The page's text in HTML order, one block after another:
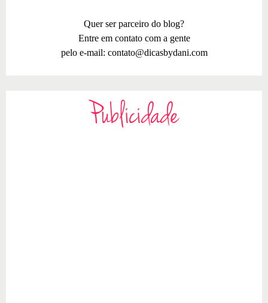
Quer ser parceiro do blog?
Entre em contato com a gente
pelo e-mail: contato@dicasbydani.com
Publicidade